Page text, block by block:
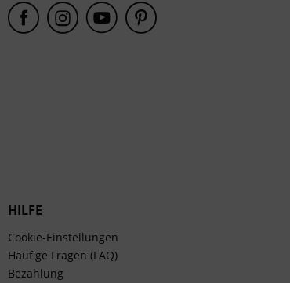
HILFE
Cookie-Einstellungen
Häufige Fragen (FAQ)
Bezahlung